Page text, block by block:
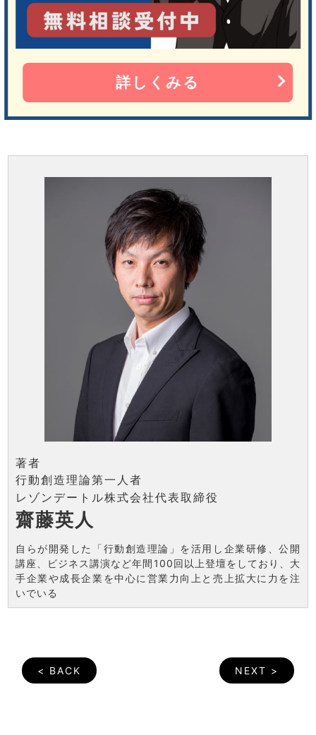
詳しくみる
著者
行動創造理論第一人者
レゾンデートル株式会社代表取締役
齋藤英人
自らが開発した「行動創造理論」を活用し企業研修、公開
講座、ビジネス講演など年間100回以上登壇をしており、大
手企業や成長企業を中心に営業力向上と売上拡大に力を注
いでいる
< BACK NEXT >